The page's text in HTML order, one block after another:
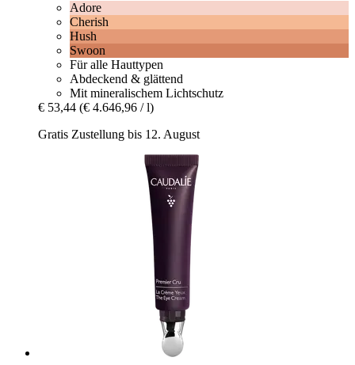
Adore
Cherish
Hush
Swoon
Für alle Hauttypen
Abdeckend & glättend
Mit mineralischem Lichtschutz
€ 53,44 (€ 4.646,96 / l)
Gratis Zustellung bis 12. August